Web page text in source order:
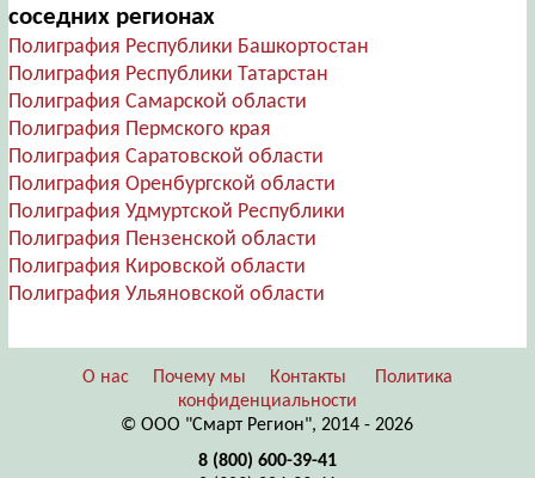
соседних регионах
Полиграфия Республики Башкортостан
Полиграфия Республики Татарстан
Полиграфия Самарской области
Полиграфия Пермского края
Полиграфия Саратовской области
Полиграфия Оренбургской области
Полиграфия Удмуртской Республики
Полиграфия Пензенской области
Полиграфия Кировской области
Полиграфия Ульяновской области
О нас Почему мы Контакты
Политика
конфиденциальности
© ООО "Смарт Регион", 2014 - 2026
8 (800) 600-39-41